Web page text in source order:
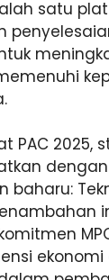
satu
PAC 2025,
baharu:
ekonomi